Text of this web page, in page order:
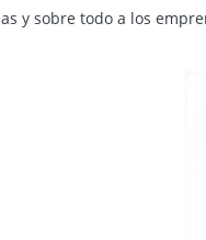
y sobre todo a los